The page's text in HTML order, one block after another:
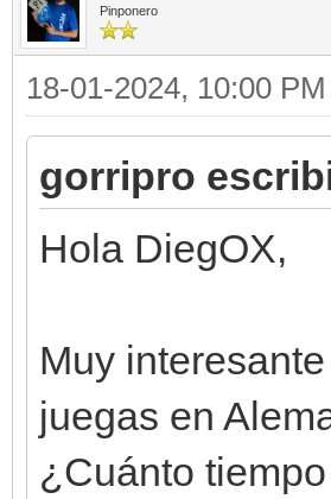
Pinponero
18-01-2024, 10:00 PM
gorripro
Hola DiegOX,
Muy
juegas en
¿Cuánto